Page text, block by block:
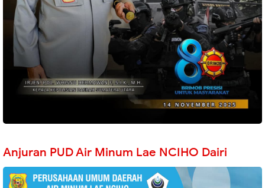
Anjuran PUD Air Minum Lae NCIHO Dairi